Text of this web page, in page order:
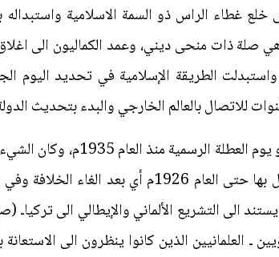
الاتراك على خلع غطاء الراس ذو السمة الاسلامية
ذات منحى ديني، وعمد الكماليون الى اغلاق
التقويم الغريغوري الذي بدأ العمل به سنة 1926 م واستبدلت الطريقة
للاتصال بالعالم الخارجي والبدء بتحديث
وامعانا في التشبه بالعالم الأوربي
صنم أخر هو القانون الإسلامي أو الشريعة والتي استمر العمل
الى التشريع الألماني والإيطالي الى تركياـ
ـ العلمانيين الذين كانوا ينظرون الى